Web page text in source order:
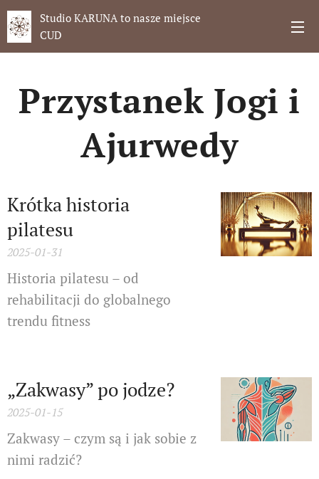
Studio KARUNA to nasze miejsce
CUD
Przystanek Jogi i
Ajurwedy
Krótka historia
pilatesu
2025-01-31
Historia pilatesu – od
rehabilitacji do globalnego
trendu fitness
„Zakwasy” po jodze?
2025-01-15
Zakwasy – czym są i jak sobie z
nimi radzić?